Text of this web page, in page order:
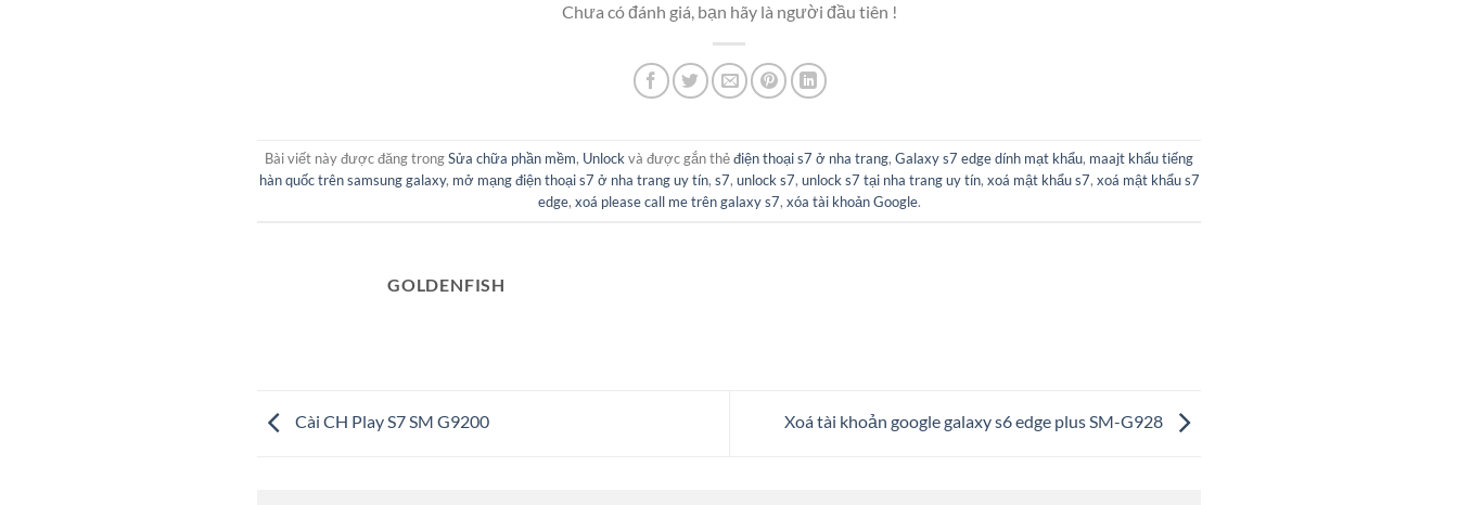
Chưa có đánh giá, bạn hãy là người đầu tiên !
Bài viết này được đăng trongSửa chữa phần mềm, Unlockvà được gắn thẻđiện thoại s7 ở nha trang, Galaxy s7 edge dính mạt khẩu, maajt khẩu tiếng
hàn quốc trên samsung galaxy, mở mạng điện thoại s7 ở nha trang uy tín, s7, unlock s7, unlock s7 tại nha trang uy tín, xoá mật khẩu s7, xoá mật khẩu s7
edge, xoá please call me trên galaxy s7, xóa tài khoản Google.
GOLDENFISH
Cài CH Play S7 SM G9200 Xoá tài khoản google galaxy s6 edge plus SM-G928